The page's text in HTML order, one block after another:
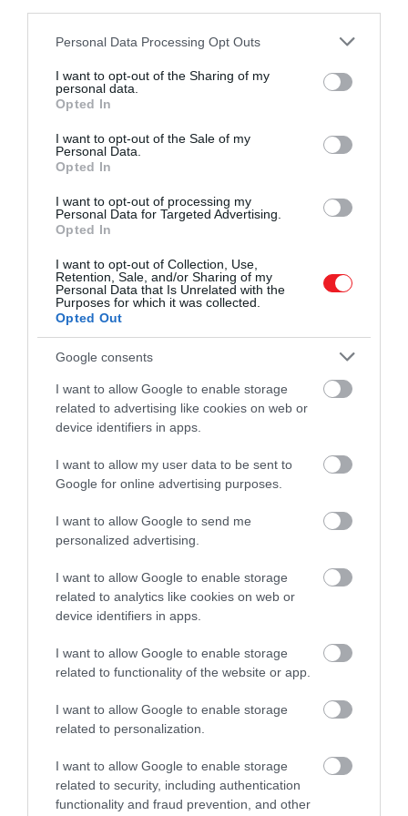
Please note that this website/app uses one or more Google
not limited to your visit or usage behaviour. You may click to
grant or deny consent to Google and its third-party tags to
use your data for below specified purposes in below Google
consent section.
Personal Data Processing Opt Outs
I want to opt-out of the Sharing of my
personal data.
Opted In
I want to opt-out of the Sale of my
Personal Data.
Opted In
I want to opt-out of processing my
Personal Data for Targeted Advertising.
Opted In
I want to opt-out of Collection, Use,
Retention, Sale, and/or Sharing of my
Personal Data that Is Unrelated with the
Purposes for which it was collected.
Opted Out
Google consents
I want to allow Google to enable storage
related to advertising like cookies on web or
device identifiers in apps.
I want to allow my user data to be sent to
Google for online advertising purposes.
I want to allow Google to send me
personalized advertising.
I want to allow Google to enable storage
related to analytics like cookies on web or
device identifiers in apps.
I want to allow Google to enable storage
related to functionality of the website or app.
I want to allow Google to enable storage
related to personalization.
I want to allow Google to enable storage
related to security, including authentication
functionality and fraud prevention, and other
ESA/Webb, NASA, CSA, M. Zamani (ESA/Webb),
PDRs4ALL ERS Team
Miután kiderült a felfedezés, a a NASA lelkesedését
jól jelzi, hogy egy kiejtési útmutatót is adott a
molekulához a közleményében
kevesen hallhattak róla. A Mashable szerint már az
1970-es évek óta pedzegették a tudósok, hogy ez az
anyag a hiányzó láncszem az egyszerű molekulák és
még nem sikerült bizonyítani a térben való
létezését.
Ez is érdekelhet:Éppen megszülető csillagokat
fotózott a James Webb
Egyetem kutatója és a tanulmány társszerzője
elmondta: a metil-kation azonosítása nemcsak a
James Webb űrteleszkóp érzékenységét mutatja,
hanem azt is, hogy a metiliumion fontos szerepet
tölthet be a csillagközi kémiában.
Nyitókép: ESA/Webb, NASA, CSA, M. Zamani
(ESA/Webb), PDRs4ALL ERS Team
JAMES WEBB NASA ORION-KÖD